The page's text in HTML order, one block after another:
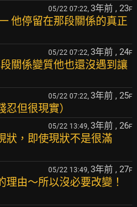
05/22 07:22, 3年前 , 23F
他停留在那段關係的真正
05/22 07:22, 3年前 , 24F
關係變質他也還沒遇到讓
05/22 07:22, 3年前 , 25F
但很現實）
05/22 13:49, 3年前 , 26F
狀，即使現狀不是很滿
05/22 13:49, 3年前 , 27F
由～所以沒必要改變！